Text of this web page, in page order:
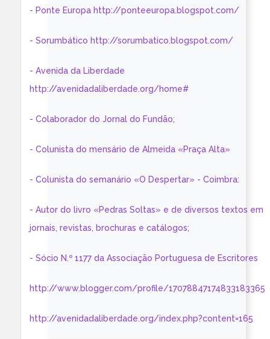
- Ponte Europa http://ponteeuropa.blogspot.com/
- Sorumbático http://sorumbatico.blogspot.com/
- Avenida da Liberdade
http://avenidadaliberdade.org/home#
- Colaborador do Jornal do Fundão;
- Colunista do mensário de Almeida «Praça Alta»
- Colunista do semanário «O Despertar» - Coimbra:
- Autor do livro «Pedras Soltas» e de diversos textos em
jornais, revistas, brochuras e catálogos;
- Sócio N.º 1177 da Associação Portuguesa de Escritores
http://www.blogger.com/profile/17078847174833183365
http://avenidadaliberdade.org/index.php?content=165